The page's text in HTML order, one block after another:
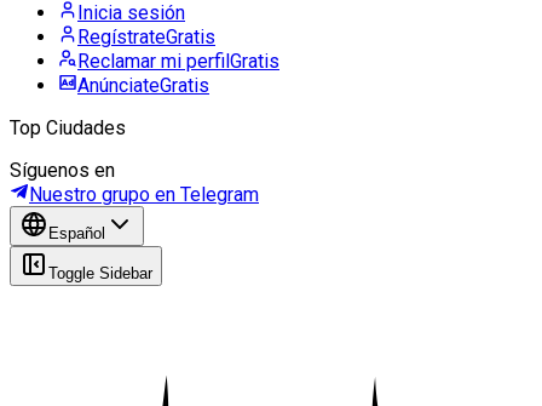
Inicia sesión
RegístrateGratis
Reclamar mi perfilGratis
AnúnciateGratis
Top Ciudades
Síguenos en
Nuestro grupo en Telegram
Español
Toggle Sidebar